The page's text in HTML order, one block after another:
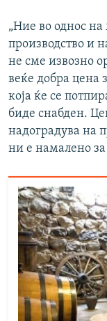
„Ние во однос
производство и
не сме извозно
веќе добра цена
која ќе се
биде снабден.
надоградува на
ни е намалено